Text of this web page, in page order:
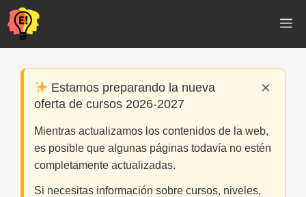
Saltar
al
contenido
×
Estamos preparando la nueva
oferta de cursos 2026-2027
Mientras actualizamos los contenidos de la web,
es posible que algunas páginas todavía no estén
completamente actualizadas.
Si necesitas información sobre cursos, niveles,